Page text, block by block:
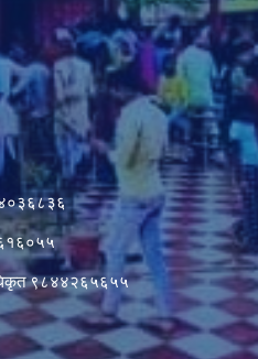
९८४४२६५६५५